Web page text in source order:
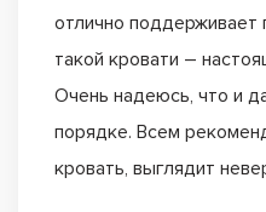
отлично поддерживает
такой кровати –
Очень надеюсь, что и
порядке. Всем
кровать, выглядит